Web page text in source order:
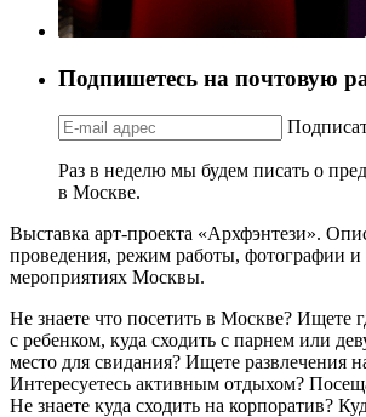
Подпишетесь на почтовую
Раз в неделю мы будем писать о
в Москве.
Выставка арт-проекта «Архфэнтези».
проведения, режим работы, фотографии
мероприятиях Москвы.
Не знаете что посетить в Москве? Ищете
с ребенком, куда сходить с парнем или
место для свидания? Ищете развлечения
Интересуетесь активным отдыхом?
Не знаете куда сходить на корпоратив?